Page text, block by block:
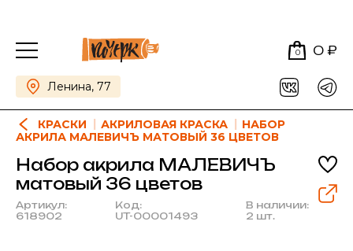
0 0 ₽
Ленина, 77
КРАСКИ АКРИЛОВАЯ КРАСКА
НАБОР
АКРИЛА МАЛЕВИЧЪ МАТОВЫЙ 36 ЦВЕТОВ
Набор акрила МАЛЕВИЧЪ
матовый 36 цветов
Артикул:
618902
Код:
UT-00001493
В наличии:
2 шт.